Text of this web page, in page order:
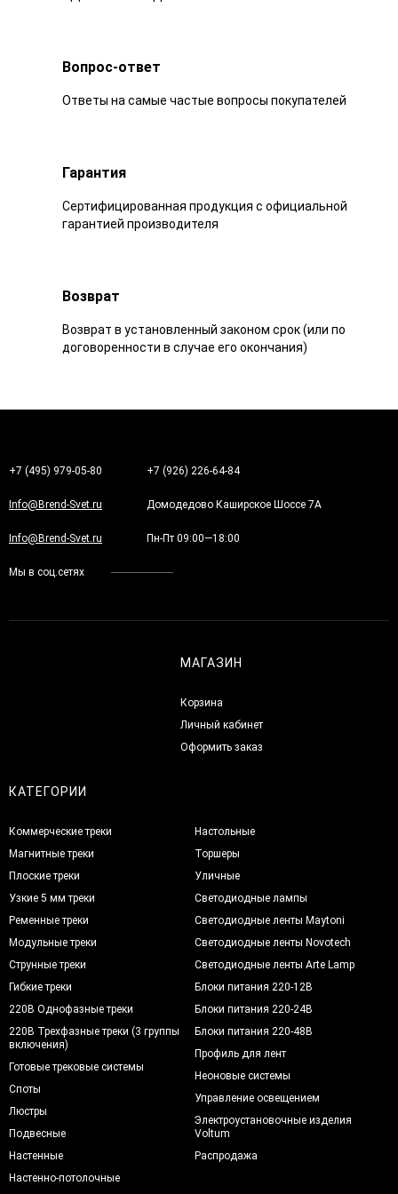
Вопрос-ответ
Ответы на самые частые вопросы покупателей
Гарантия
Сертифицированная продукция с официальной
гарантией производителя
Возврат
Возврат в установленный законом срок (или по
договоренности в случае его окончания)
+7 (495) 979-05-80 +7 (926) 226-64-84
Info@Brend-Svet.ru Домодедово Каширское Шоссе 7А
Info@Brend-Svet.ru Пн-Пт 09:00—18:00
Мы в соц.сетях
МАГАЗИН
Корзина
Личный кабинет
Оформить заказ
КАТЕГОРИИ
Коммерческие треки
Магнитные треки
Плоские треки
Узкие 5 мм треки
Ременные треки
Модульные треки
Струнные треки
Гибкие треки
220В Однофазные треки
220В Трехфазные треки (3 группы
включения)
Готовые трековые системы
Споты
Люстры
Подвесные
Настенные
Настенно-потолочные
Настольные
Торшеры
Уличные
Светодиодные лампы
Светодиодные ленты Maytoni
Светодиодные ленты Novotech
Светодиодные ленты Arte Lamp
Блоки питания 220-12В
Блоки питания 220-24В
Блоки питания 220-48В
Профиль для лент
Неоновые системы
Управление освещением
Электроустановочные изделия
Voltum
Распродажа